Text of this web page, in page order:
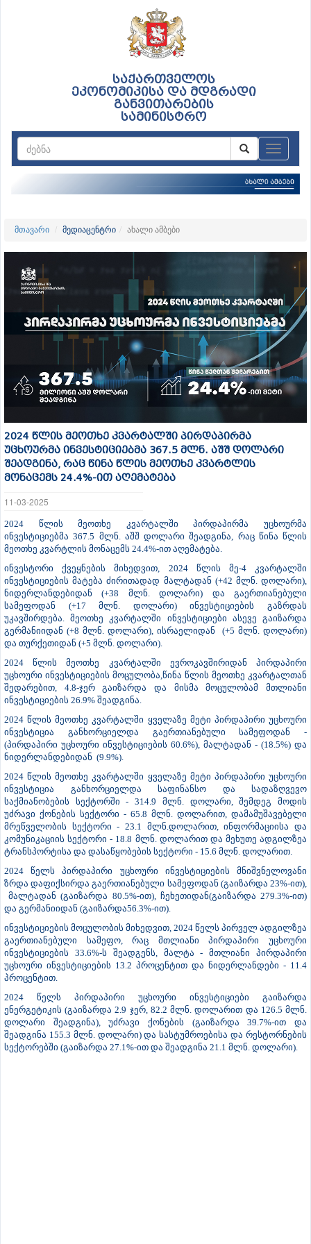
საქართველოს
ეკონომიკისა და მდგრადი
განვითარების
სამინისტრო
მთავარი მედიაცენტრი ახალი ამბები
2024 წლის მეოთხე კვარტალში პირდაპირმა
უცხოურმა ინვესტიციებმა 367.5 მლნ. აშშ დოლარი
შეადგინა, რაც წინა წლის მეოთხე კვარტლის
მონაცემს 24.4%-ით აღემატება
11-03-2025
2024 წლის მეოთხე კვარტალში პირდაპირმა უცხოურმა
ინვესტიციებმა 367.5 მლნ. აშშ დოლარი შეადგინა, რაც წინა წლის
მეოთხე კვარტლის მონაცემს 24.4%-ით აღემატება.
ინვესტორი ქვეყნების მიხედვით, 2024 წლის მე-4 კვარტალში
ინვესტიციების მატება ძირითადად მალტადან (+42 მლნ. დოლარი),
ნიდერლანდებიდან (+38 მლნ. დოლარი) და გაერთიანებული
სამეფოდან (+17 მლნ. დოლარი) ინვესტიციების გაზრდას
უკავშირდება. მეოთხე კვარტალში ინვესტიციები ასევე გაიზარდა
გერმანიიდან (+8 მლნ. დოლარი), ისრაელიდან (+5 მლნ. დოლარი)
და თურქეთიდან (+5 მლნ. დოლარი).
2024 წლის მეოთხე კვარტალში ევროკავშირიდან პირდაპირი
უცხოური ინვესტიციების მოცულობა,წინა წლის მეოთხე კვარტალთან
შედარებით, 4.8-ჯერ გაიზარდა და მისმა მოცულობამ მთლიანი
ინვესტიციების 26.9% შეადგინა.
2024 წლის მეოთხე კვარტალში ყველაზე მეტი პირდაპირი უცხოური
ინვესტიცია განხორციელდა გაერთიანებული სამეფოდან -
(პირდაპირი უცხოური ინვესტიციების 60.6%), მალტადან - (18.5%) და
ნიდერლანდებიდან (9.9%).
2024 წლის მეოთხე კვარტალში ყველაზე მეტი პირდაპირი უცხოური
ინვესტიცია განხორციელდა საფინანსო და სადაზღვევო
საქმიანობების სექტორში - 314.9 მლნ. დოლარი, შემდეგ მოდის
უძრავი ქონების სექტორი - 65.8 მლნ. დოლარით, დამამუშავებელი
მრეწველობის სექტორი - 23.1 მლნ.დოლარით, ინფორმაციისა და
კომუნიკაციის სექტორი - 18.8 მლნ. დოლარით და მეხუთე ადგილზეა
ტრანსპორტისა და დასაწყობების სექტორი - 15.6 მლნ. დოლარით.
2024 წელს პირდაპირი უცხოური ინვესტიციების მნიშვნელოვანი
ზრდა დაფიქსირდა გაერთიანებული სამეფოდან (გაიზარდა 23%-ით),
მალტადან (გაიზარდა 80.5%-ით), ჩეხეთიდან(გაიზარდა 279.3%-ით)
და გერმანიიდან (გაიზარდა56.3%-ით).
ინვესტიციების მოცულობის მიხედვით, 2024 წელს პირველ ადგილზეა
გაერთიანებული სამეფო, რაც მთლიანი პირდაპირი უცხოური
ინვესტიციების 33.6%-ს შეადგენს, მალტა - მთლიანი პირდაპირი
უცხოური ინვესტიციების 13.2 პროცენტით და ნიდერლანდები - 11.4
პროცენტით.
2024 წელს პირდაპირი უცხოური ინვესტიციები გაიზარდა
ენერგეტიკის (გაიზარდა 2.9 ჯერ, 82.2 მლნ. დოლარით და 126.5 მლნ.
დოლარი შეადგინა), უძრავი ქონების (გაიზარდა 39.7%-ით და
შეადგინა 155.3 მლნ. დოლარი) და სასტუმროებისა და რესტორნების
სექტორებში (გაიზარდა 27.1%-ით და შეადგინა 21.1 მლნ. დოლარი).